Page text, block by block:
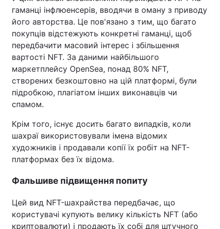
гаманці інфлюенсерів, вводячи в оману з приводу
його авторства. Це пов'язано з тим, що багато
покупців відстежують конкретні гаманці, щоб
передбачити масовий інтерес і збільшення
вартості NFT. За даними найбільшого
маркетплейсу OpenSea, понад 80% NFT,
створених безкоштовно на цій платформі, були
підробкою, плагіатом інших виконавців чи
спамом.
Крім того, існує досить багато випадків, коли
шахраї використовували імена відомих
художників і продавали копії їх робіт на NFT-
платформах без їх відома.
Фальшиве підвищення попиту
Цей вид NFT-шахрайства передбачає, що
користувачі купують велику кількість NFT (або
криптовалюти) і продають їх собі для штучного